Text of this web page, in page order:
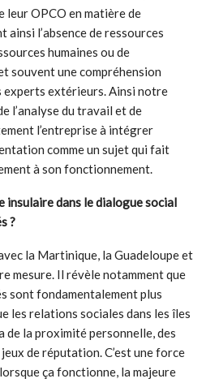
leur OPCO en matière de
l’absence de ressources
humaines ou de
souvent une compréhension
experts extérieurs. Ainsi notre
l’analyse du travail et de
l’entreprise à intégrer
comme un sujet qui fait
à son fonctionnement.
dans le dialogue social
?
la Martinique, la Guadeloupe et
mesure. Il révèle notamment que
sont fondamentalement plus
les relations sociales dans les îles
de la proximité personnelle, des
de réputation. C’est une force
ça fonctionne, la majeure